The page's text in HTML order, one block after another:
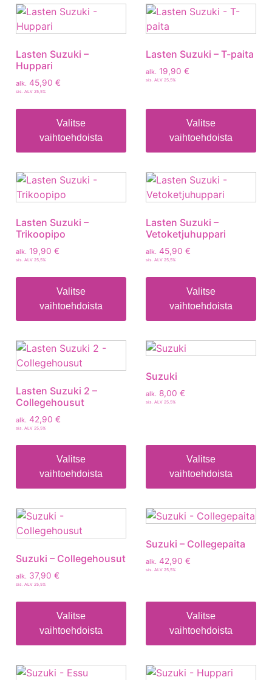
Lasten Suzuki –
Huppari
alk. 45,90 €
sis. ALV 25,5%
Valitse
vaihtoehdoista
Lasten Suzuki – T-paita
alk. 19,90 €
sis. ALV 25,5%
Valitse
vaihtoehdoista
Lasten Suzuki –
Trikoopipo
alk. 19,90 €
sis. ALV 25,5%
Valitse
vaihtoehdoista
Lasten Suzuki –
Vetoketjuhuppari
alk. 45,90 €
sis. ALV 25,5%
Valitse
vaihtoehdoista
Lasten Suzuki 2 –
Collegehousut
alk. 42,90 €
sis. ALV 25,5%
Valitse
vaihtoehdoista
Suzuki
alk. 8,00 €
sis. ALV 25,5%
Valitse
vaihtoehdoista
Suzuki – Collegehousut
alk. 37,90 €
sis. ALV 25,5%
Valitse
vaihtoehdoista
Suzuki – Collegepaita
alk. 42,90 €
sis. ALV 25,5%
Valitse
vaihtoehdoista